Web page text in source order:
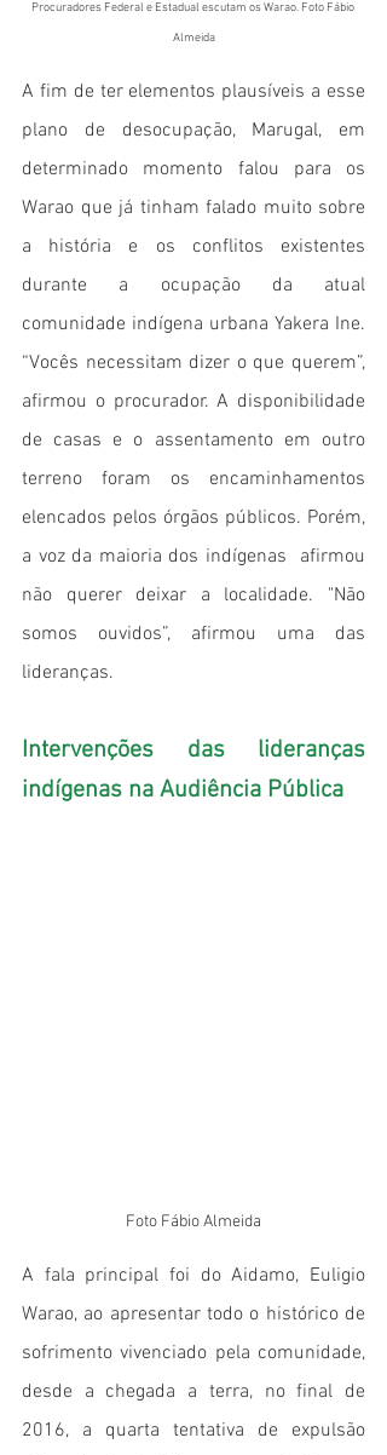
Procuradores Federal e Estadual escutam os Warao. Foto Fábio
Almeida
A fim de ter elementos plausíveis a esse
plano de desocupação, Marugal, em
determinado momento falou para os
Warao que já tinham falado muito sobre
a história e os conflitos existentes
durante a ocupação da atual
comunidade indígena urbana Yakera Ine.
“Vocês necessitam dizer o que querem”,
afirmou o procurador. A disponibilidade
de casas e o assentamento em outro
terreno foram os encaminhamentos
elencados pelos órgãos públicos. Porém,
a voz da maioria dos indígenas  afirmou
não querer deixar a localidade. "Não
somos ouvidos”, afirmou uma das
lideranças.
Intervenções das lideranças
indígenas na Audiência Pública
Foto Fábio Almeida
A fala principal foi do Aidamo, Euligio
Warao, ao apresentar todo o histórico de
sofrimento vivenciado pela comunidade,
desde a chegada a terra, no final de
2016, a quarta tentativa de expulsão